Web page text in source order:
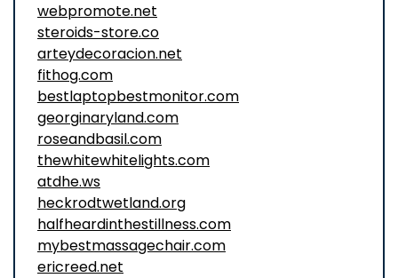
webpromote.net
steroids-store.co
arteydecoracion.net
fithog.com
bestlaptopbestmonitor.com
georginaryland.com
roseandbasil.com
thewhitewhitelights.com
atdhe.ws
heckrodtwetland.org
halfheardinthestillness.com
mybestmassagechair.com
ericreed.net